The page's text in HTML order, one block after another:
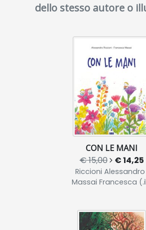
dello stesso autore o
CON LE MANI
€ 15,00 € 14,25
Riccioni Alessandro
Massai Francesca